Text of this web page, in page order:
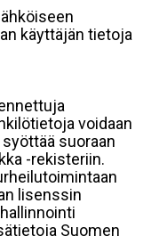
käyttäjän tietoja
voidaan
suoraan
-rekisteriin.
lisenssin
Suomen